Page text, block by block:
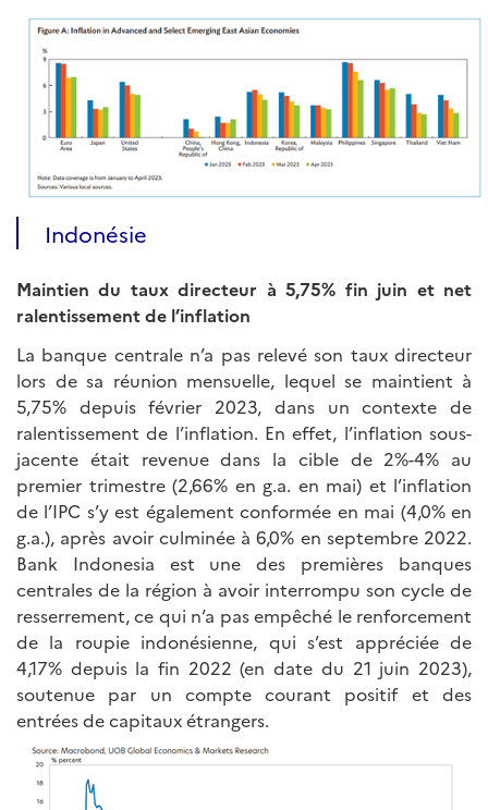
Indonésie
Maintien du taux directeur à 5,75% fin juin et net
ralentissement de l’inflation
La banque centrale n’a pas relevé son taux directeur
lors de sa réunion mensuelle, lequel se maintient à
5,75% depuis février 2023, dans un contexte de
ralentissement de l’inflation. En effet, l’inflation sous-
jacente était revenue dans la cible de 2%-4% au
premier trimestre (2,66% en g.a. en mai) et l’inflation
de l’IPC s’y est également conformée en mai (4,0% en
g.a.), après avoir culminée à 6,0% en septembre 2022.
Bank Indonesia est une des premières banques
centrales de la région à avoir interrompu son cycle de
resserrement, ce qui n’a pas empêché le renforcement
de la roupie indonésienne, qui s’est appréciée de
4,17% depuis la fin 2022 (en date du 21 juin 2023),
soutenue par un compte courant positif et des
entrées de capitaux étrangers.